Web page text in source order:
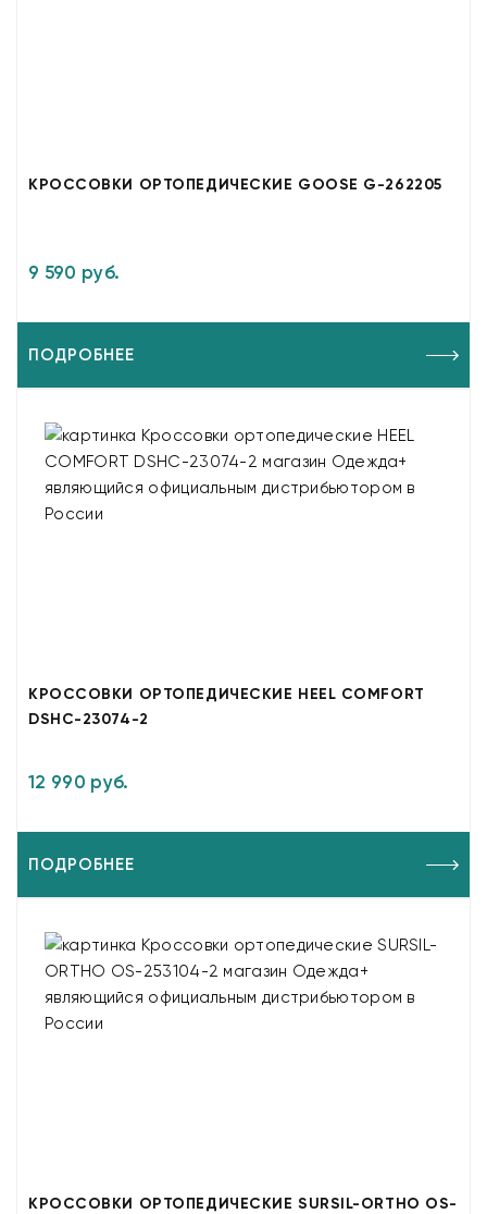
КРОССОВКИ ОРТОПЕДИЧЕСКИЕ GOOSE G-262205
9 590 руб.
ПОДРОБНЕЕ
КРОССОВКИ ОРТОПЕДИЧЕСКИЕ HEEL COMFORT
DSHC-23074-2
12 990 руб.
ПОДРОБНЕЕ
КРОССОВКИ ОРТОПЕДИЧЕСКИЕ SURSIL-ORTHO OS-